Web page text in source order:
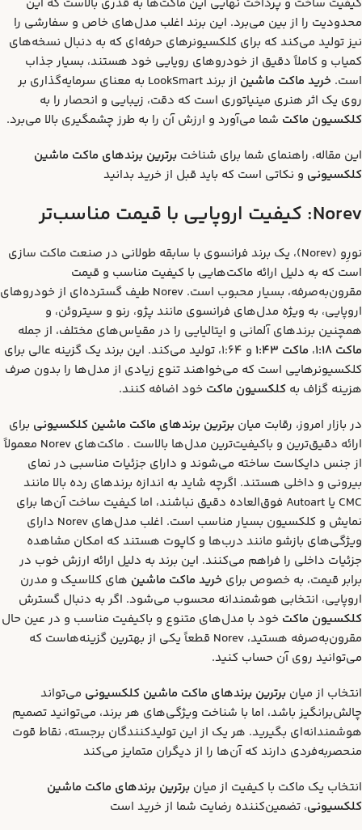
کیفیت ساخت و پرداخت نهایی این ماکت‌ها به قدری بالاست که این
محدودیت را از بین می‌برد. این برند اغلب مدل‌های خاص و سفارشی را
نیز تولید می‌کند که برای کلکسیونرهای حرفه‌ای که به دنبال نسخه‌های
کمیاب و کاملاً دقیق از خودروهای رویایی خود هستند، بسیار جذاب
است. خرید ماکت ماشین
از برند LookSmart به معنای سرمایه‌گذاری بر
روی یک اثر هنری مینیاتوری است که دقت، زیبایی و انحصار را به
کلکسیون ماکت شما می‌آورد و ارزش آن را به طرز چشمگیری بالا می‌برد.
این مقاله، راهنمای شما برای شناخت برترین برندهای ماکت ماشین
کلکسیونی و نکاتی است که باید قبل از خرید بدانید
Norev: کیفیت اروپایی با قیمت مناسب‌تر
نورِو (Norev)، یک برند فرانسوی با سابقه طولانی در صنعت ماکت سازی
است که به دلیل ارائه ماکت‌هایی با کیفیت مناسب و قیمت
مقرون‌به‌صرفه، بسیار محبوب است. Norev طیف گسترده‌ای از خودروهای
اروپایی، به ویژه مدل‌های فرانسوی مانند پژو، رنو و سیتروئن، و
همچنین برندهای آلمانی و ایتالیایی را در مقیاس‌های مختلف، از جمله
ماکت 1:18
، ماکت 1:43
و 1:64، تولید می‌کند. این برند یک گزینه عالی برای
کلکسیونرهایی است که می‌خواهند تنوع زیادی از مدل‌ها را بدون صرف
هزینه گزاف به کلکسیون ماکت خود اضافه کنند.
در بازار امروز، رقابت میان برترین برندهای ماکت ماشین کلکسیونی برای
ارائه دقیق‌ترین و باکیفیت‌ترین مدل‌ها بالاست . ماکت‌های Norev معمولاً
از جنس دایکاست ساخته می‌شوند و دارای جزئیات مناسبی در نمای
بیرونی و داخلی هستند. اگرچه شاید به اندازه برندهای رده بالا مانند
CMC یا Autoart فوق‌العاده دقیق نباشند، اما کیفیت ساخت آن‌ها برای
نمایش و کلکسیون بسیار مناسب است. اغلب مدل‌های Norev دارای
ویژگی‌های بازشو مانند درب‌ها و کاپوت هستند که امکان مشاهده
جزئیات داخلی را فراهم می‌کنند. این برند به دلیل ارائه ارزش خوب در
برابر قیمت، به خصوص برای خرید ماکت ماشین های کلاسیک و مدرن
اروپایی، انتخابی هوشمندانه محسوب می‌شود. اگر به دنبال گسترش
کلکسیون ماکت خود با مدل‌های متنوع و باکیفیت مناسب و در عین حال
مقرون‌به‌صرفه هستید، Norev قطعاً یکی از بهترین گزینه‌هاست که
می‌توانید روی آن حساب کنید.
انتخاب از میان برترین برندهای ماکت ماشین کلکسیونی می‌تواند
چالش‌برانگیز باشد، اما با شناخت ویژگی‌های هر برند، می‌توانید تصمیم
هوشمندانه‌ای بگیرید. هر یک از این تولیدکنندگان برجسته، نقاط قوت
منحصربه‌فردی دارند که آن‌ها را از دیگران متمایز می‌کند
انتخاب یک ماکت با کیفیت از میان برترین برندهای ماکت ماشین
کلکسیونی، تضمین‌کننده رضایت شما از خرید است